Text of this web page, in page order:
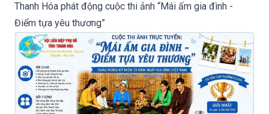
Thanh Hóa phát động cuộc thi ảnh “Mái ấm gia đình -
Điểm tựa yêu thương”